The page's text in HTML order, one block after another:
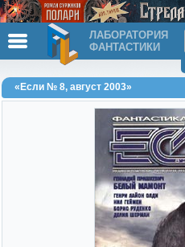
ЛАБОРАТОРИЯ
ФАНТАСТИКИ
«Если № 8, август 2003»